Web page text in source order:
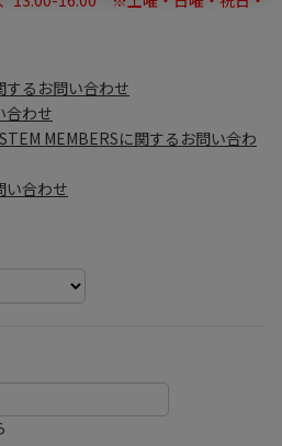
るお問い合わせ
合わせ
MEMBERSに関するお問い合わ
い合わせ